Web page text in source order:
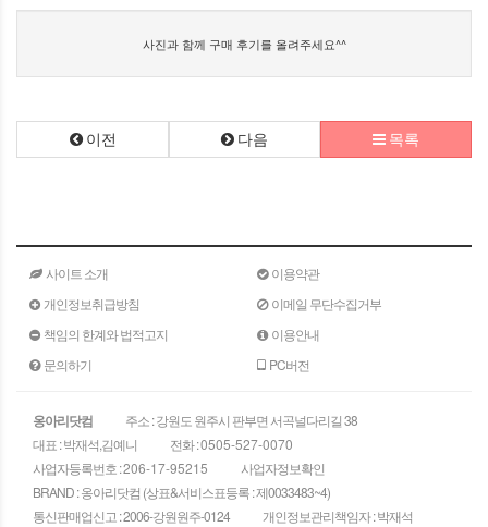
사진과 함께 구매 후기를 올려주세요^^
이전 다음 목록
사이트 소개
이용약관
개인정보취급방침
이메일 무단수집거부
책임의 한계와 법적고지
이용안내
문의하기
PC버전
옹아리닷컴
주소 : 강원도 원주시 판부면 서곡널다리길 38
대표 : 박재석,김예니
전화 :0505-527-0070
사업자등록번호 :206-17-95215
사업자정보확인
BRAND : 옹아리닷컴 (상표&서비스표등록 : 제0033483~4)
통신판매업신고 : 2006-강원원주-0124
개인정보관리책임자 : 박재석